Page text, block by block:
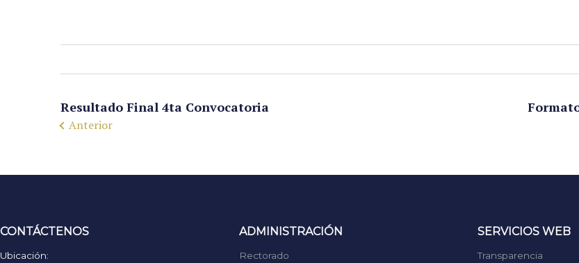
Resultado Final 4ta Convocatoria
Anterior
CONTÁCTENOS
Ubicación:
ADMINISTRACIÓN
Rectorado
SERVICIOS WEB
Transparencia